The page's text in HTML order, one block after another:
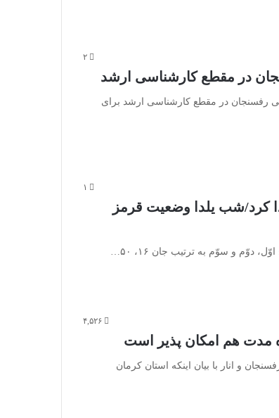
۲
در مقطع کارشناسی ارشد
رفسنجان در مقطع کارشناسی ارشد برای
۱
کرد/شب یلدا وضعیت قرمز
و سوّم به ترتیب جان ۱۶، ۵۰…
۴,۵۲۶
مدت هم امکان پذیر است
و انار با بیان اینکه استان کرمان